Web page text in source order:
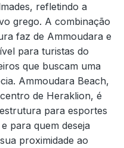
refletindo a
grego. A combinação
faz de Ammoudara e
para turistas do
que buscam uma
Ammoudara Beach,
de Heraklion, é
para esportes
para quem deseja
proximidade ao